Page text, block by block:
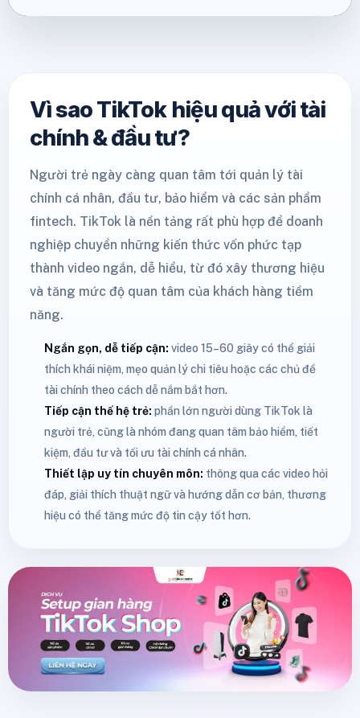
Vì sao TikTok hiệu quả với tài
chính & đầu tư?
Người trẻ ngày càng quan tâm tới quản lý tài
chính cá nhân, đầu tư, bảo hiểm và các sản phẩm
fintech. TikTok là nền tảng rất phù hợp để doanh
nghiệp chuyển những kiến thức vốn phức tạp
thành video ngắn, dễ hiểu, từ đó xây thương hiệu
và tăng mức độ quan tâm của khách hàng tiềm
năng.
Ngắn gọn, dễ tiếp cận: video 15–60 giây có thể giải
thích khái niệm, mẹo quản lý chi tiêu hoặc các chủ đề
tài chính theo cách dễ nắm bắt hơn.
Tiếp cận thế hệ trẻ: phần lớn người dùng TikTok là
người trẻ, cũng là nhóm đang quan tâm bảo hiểm, tiết
kiệm, đầu tư và tối ưu tài chính cá nhân.
Thiết lập uy tín chuyên môn: thông qua các video hỏi
đáp, giải thích thuật ngữ và hướng dẫn cơ bản, thương
hiệu có thể tăng mức độ tin cậy tốt hơn.